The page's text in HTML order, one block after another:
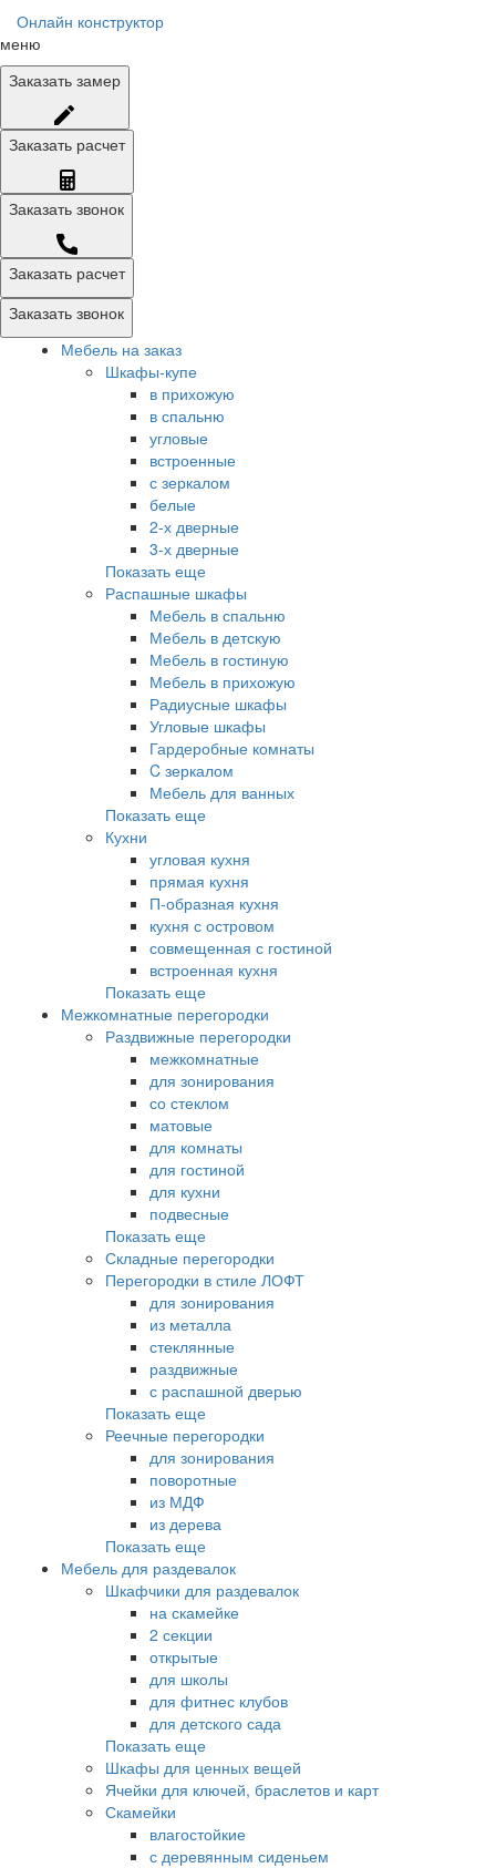
Онлайн конструктор
меню
Заказать замер
Заказать расчет
Заказать звонок
Заказать расчет
Заказать звонок
Мебель на заказ
Шкафы-купе
в прихожую
в спальню
угловые
встроенные
с зеркалом
белые
2-х дверные
3-х дверные
Показать еще
Распашные шкафы
Мебель в спальню
Мебель в детскую
Мебель в гостиную
Мебель в прихожую
Радиусные шкафы
Угловые шкафы
Гардеробные комнаты
C зеркалом
Мебель для ванных
Показать еще
Кухни
угловая кухня
прямая кухня
П-образная кухня
кухня с островом
совмещенная с гостиной
встроенная кухня
Показать еще
Межкомнатные перегородки
Раздвижные перегородки
межкомнатные
для зонирования
со стеклом
матовые
для комнаты
для гостиной
для кухни
подвесные
Показать еще
Складные перегородки
Перегородки в стиле ЛОФТ
для зонирования
из металла
стеклянные
раздвижные
с распашной дверью
Показать еще
Реечные перегородки
для зонирования
поворотные
из МДФ
из дерева
Показать еще
Мебель для раздевалок
Шкафчики для раздевалок
на скамейке
2 секции
открытые
для школы
для фитнес клубов
для детского сада
Показать еще
Шкафы для ценных вещей
Ячейки для ключей, браслетов и карт
Скамейки
влагостойкие
с деревянным сиденьем